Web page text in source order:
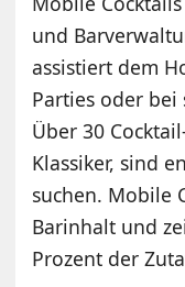
und
assistiert dem
Parties oder
Über 30
Klassiker, sind
suchen. Mobile
Barinhalt und
Prozent der